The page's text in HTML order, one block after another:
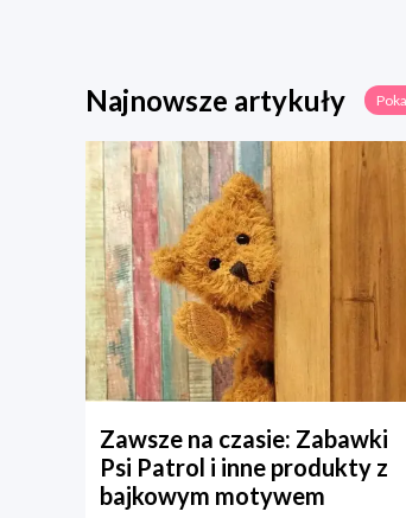
Najnowsze artykuły
Zawsze na czasie: Zabawki
Psi Patrol i inne produkty z
bajkowym motywem